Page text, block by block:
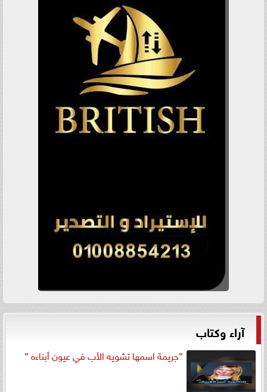
آراء وكتاب
”جريمة اسمها تشويه الأب في عيون أبناءه ”